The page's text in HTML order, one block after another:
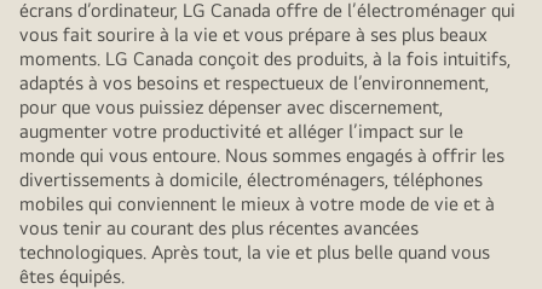
écrans d’ordinateur, LG Canada offre de l’électroménager qui
vous fait sourire à la vie et vous prépare à ses plus beaux
moments. LG Canada conçoit des produits, à la fois intuitifs,
adaptés à vos besoins et respectueux de l’environnement,
pour que vous puissiez dépenser avec discernement,
augmenter votre productivité et alléger l’impact sur le
monde qui vous entoure. Nous sommes engagés à offrir les
divertissements à domicile, électroménagers, téléphones
mobiles qui conviennent le mieux à votre mode de vie et à
vous tenir au courant des plus récentes avancées
technologiques. Après tout, la vie et plus belle quand vous
êtes équipés.